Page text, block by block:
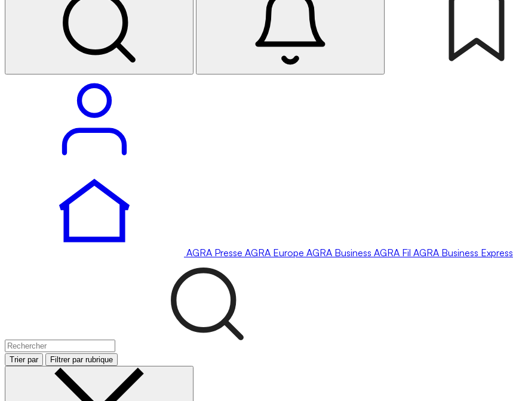
AGRA Presse AGRA Europe AGRA Business AGRA Fil AGRA Business Express
Trier par Filtrer par rubrique